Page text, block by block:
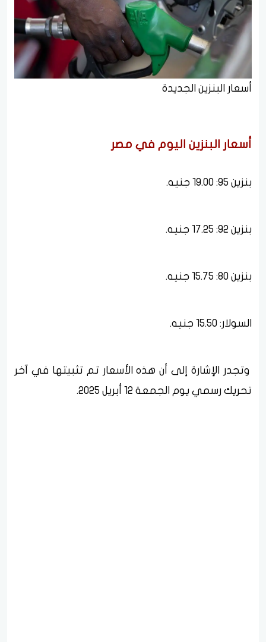
أسعار البنزين الجديدة
أسعار البنزين اليوم في مصر
بنزين 95: 19.00 جنيه.
بنزين 92: 17.25 جنيه.
بنزين 80: 15.75 جنيه.
السولار: 15.50 جنيه.
وتجدر الإشارة إلى أن هذه الأسعار تم تثبيتها في آخر
تحريك رسمي يوم الجمعة 12 أبريل 2025.